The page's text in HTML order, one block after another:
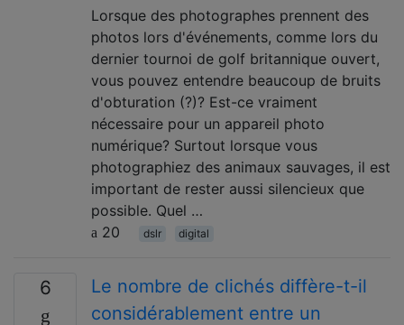
Lorsque des photographes prennent des
photos lors d'événements, comme lors du
dernier tournoi de golf britannique ouvert,
vous pouvez entendre beaucoup de bruits
d'obturation (?)? Est-ce vraiment
nécessaire pour un appareil photo
numérique? Surtout lorsque vous
photographiez des animaux sauvages, il est
important de rester aussi silencieux que
possible. Quel …
20
dslr digital
6
Le nombre de clichés diffère-t-il
considérablement entre un